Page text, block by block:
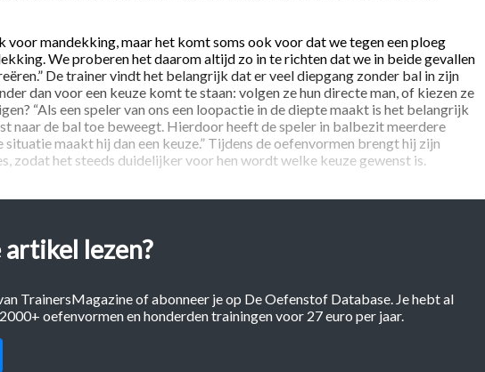
voor mandekking, maar het komt soms ook voor dat we tegen een ploeg
We proberen het daarom altijd zo in te richten dat we in beide gevallen
De trainer vindt het belangrijk dat er veel diepgang zonder bal in zijn
dan voor een keuze komt te staan: volgen ze hun directe man, of kiezen ze
“Als een speler van ons een loopactie in de diepte maakt is het belangrijk
naar de bal toe beweegt. Hierdoor heeft de speler in balbezit meerdere
maakt hij dan een keuze.” Tijdens de oefenvormen brengt hij zijn
zodat het steeds duidelijker voor hen wordt welke keuze gewenst is.
uitgerust aan de aftrap verschijnen. Anderzijds biedt het mogelijkheden
accenten te leggen en individueel nog een aantal zaken door te nemen.”
spelen tegen een tegenstander die het op de eigen helft erg compact maakt en
wil worden. Door snel balverlies te lijden of uit de organisatie te lopen
lezen?
TrainersMagazine of abonneer je op De Oefenstof Database. Je hebt al
oefenvormen en honderden trainingen voor 27 euro per jaar.